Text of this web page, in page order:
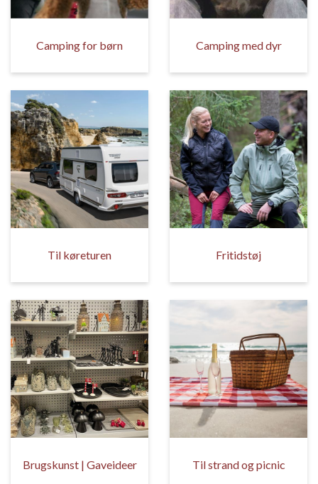
Camping for børn Camping med dyr
Til køreturen Fritidstøj
Brugskunst | Gaveideer Til strand og picnic